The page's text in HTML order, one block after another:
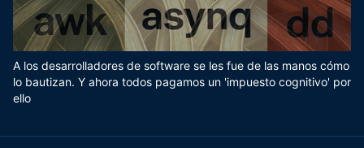
A los desarrolladores de software se les fue de las manos cómo
lo bautizan. Y ahora todos pagamos un 'impuesto cognitivo' por
ello